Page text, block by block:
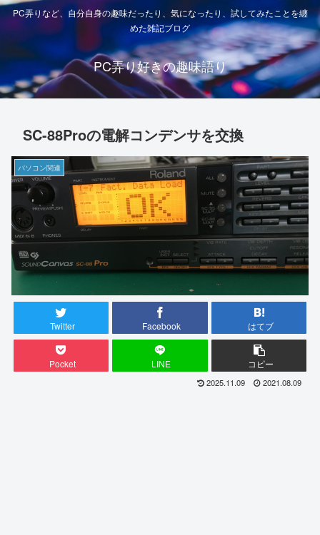
PC弄りなど、自分自身の趣味だったり、気になったり、試してみたことを纏
めた雑記ブログ
PC弄り好きの趣味語り
SC-88Proの電解コンデンサを交換
パソコン関連
Twitter Facebook はてブ
Pocket LINE コピー
2025.11.09 2021.08.09